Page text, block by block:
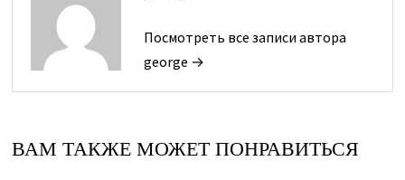
Посмотреть все записи автора
george →
ВАМ ТАКЖЕ МОЖЕТ ПОНРАВИТЬСЯ